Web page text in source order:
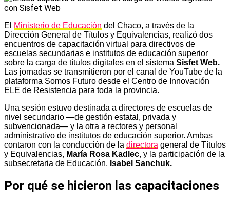
El Ministerio de Educación del Chaco, a través de la
Dirección General de Títulos y Equivalencias, realizó dos
encuentros de capacitación virtual para directivos de
escuelas secundarias e institutos de educación superior
sobre la carga de títulos digitales en el sistema Sisfet Web.
Las jornadas se transmitieron por el canal de YouTube de la
plataforma Somos Futuro desde el Centro de Innovación
ELE de Resistencia para toda la provincia.
Una sesión estuvo destinada a directores de escuelas de
nivel secundario —de gestión estatal, privada y
subvencionada— y la otra a rectores y personal
administrativo de institutos de educación superior. Ambas
contaron con la conducción de la directora general de Títulos
y Equivalencias, María Rosa Kadlec, y la participación de la
subsecretaria de Educación, Isabel Sanchuk.
Por qué se hicieron las capacitaciones